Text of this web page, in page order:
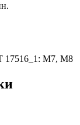
17516_1: М7, М8